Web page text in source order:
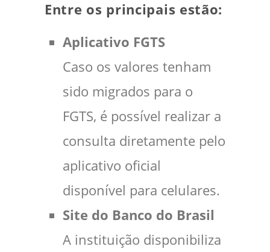
Entre os principais estão:
Aplicativo FGTS
Caso os valores tenham
sido migrados para o
FGTS, é possível realizar a
consulta diretamente pelo
aplicativo oficial
disponível para celulares.
Site do Banco do Brasil
A instituição disponibiliza